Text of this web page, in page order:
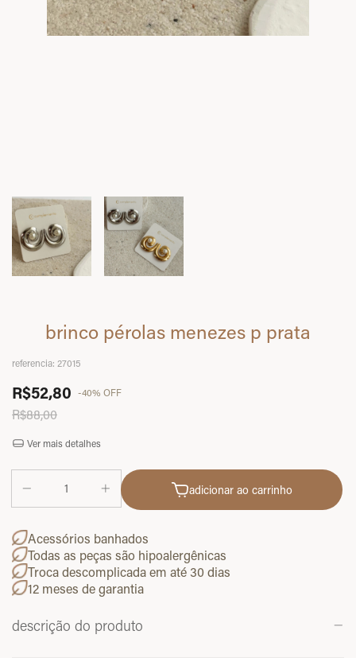
brinco pérolas menezes p prata
referencia: 27015
R$52,80 -40% OFF
R$88,00
Ver mais detalhes
adicionar ao carrinho
Acessórios banhados
Todas as peças são hipoalergênicas
Troca descomplicada em até 30 dias
12 meses de garantia
descrição do produto